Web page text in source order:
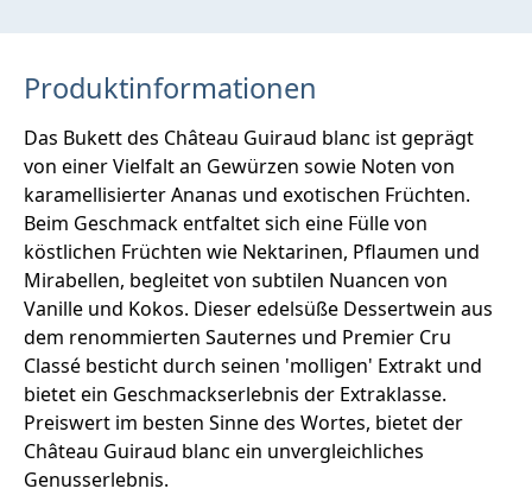
Produktinformationen
Das Bukett des Château Guiraud blanc ist geprägt
von einer Vielfalt an Gewürzen sowie Noten von
karamellisierter Ananas und exotischen Früchten.
Beim Geschmack entfaltet sich eine Fülle von
köstlichen Früchten wie Nektarinen, Pflaumen und
Mirabellen, begleitet von subtilen Nuancen von
Vanille und Kokos. Dieser edelsüße Dessertwein aus
dem renommierten Sauternes und Premier Cru
Classé besticht durch seinen 'molligen' Extrakt und
bietet ein Geschmackserlebnis der Extraklasse.
Preiswert im besten Sinne des Wortes, bietet der
Château Guiraud blanc ein unvergleichliches
Genusserlebnis.